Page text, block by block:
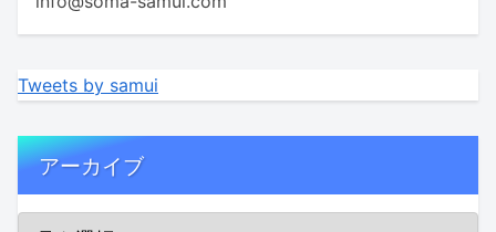
Tweets by samui
アーカイブ